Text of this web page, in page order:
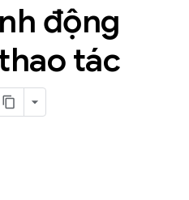
động
tác